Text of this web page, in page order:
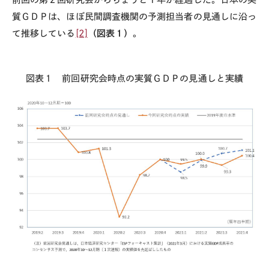
質ＧＤＰは、ほぼ民間調査機関の予測担当者の見通しに沿っ
て推移している [2] （図表１）。
図表１ 前回研究会時点の実質ＧＤＰの見通しと実績